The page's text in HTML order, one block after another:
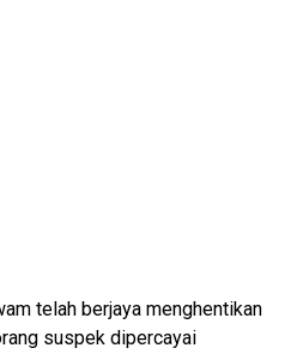
telah berjaya menghentikan
suspek dipercayai